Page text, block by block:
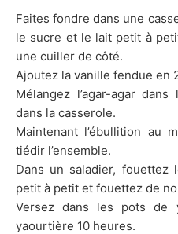
Faites fondre dans une
le sucre et le lait petit à
une cuiller de côté.
Ajoutez la vanille fendue en
Mélangez l’agar-agar
dans la casserole.
Maintenant l’ébullition au
tiédir l’ensemble.
Dans un saladier,
petit à petit et fouettez de
Versez dans les pots de
yaourtière 10 heures.